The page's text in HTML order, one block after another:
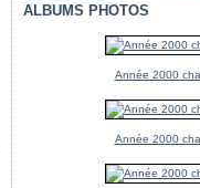
ALBUMS PHOTOS
Année 2000
Année 2000